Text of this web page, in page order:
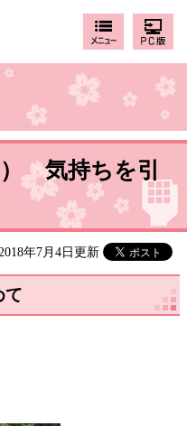
気持ちを引
年7月4日更新
て